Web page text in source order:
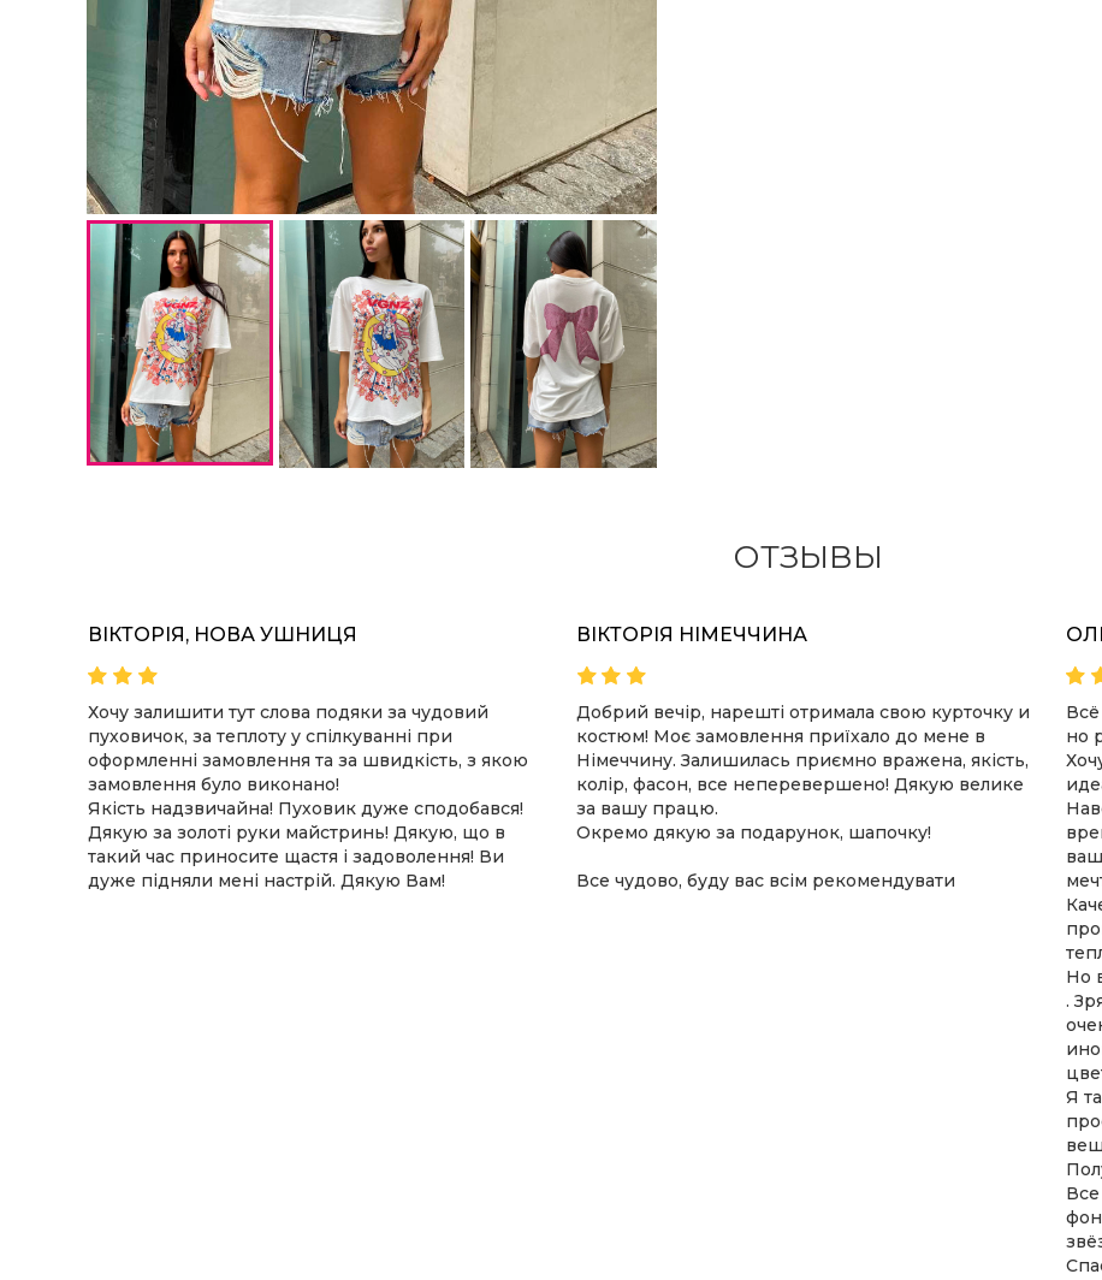
ОТЗЫВЫ
ВІКТОРІЯ, НОВА УШНИЦЯ
Хочу залишити тут слова подяки за чудовий
пуховичок, за теплоту у спілкуванні при
оформленні замовлення та за швидкість, з якою
замовлення було виконано!
Якість надзвичайна! Пуховик дуже сподобався!
Дякую за золоті руки майстринь! Дякую, що в
такий час приносите щастя і задоволення! Ви
дуже підняли мені настрій. Дякую Вам!
ВІКТОРІЯ НІМЕЧЧИНА
Добрий вечір, нарешті отримала свою курточку и
костюм! Моє замовлення приїхало до мене в
Німеччину. Залишилась приємно вражена, якість,
колір, фасон, все неперевершено! Дякую велике
за вашу працю.
Окремо дякую за подарунок, шапочку!
Все чудово, буду вас всім рекомендувати
но
Но
.
Я